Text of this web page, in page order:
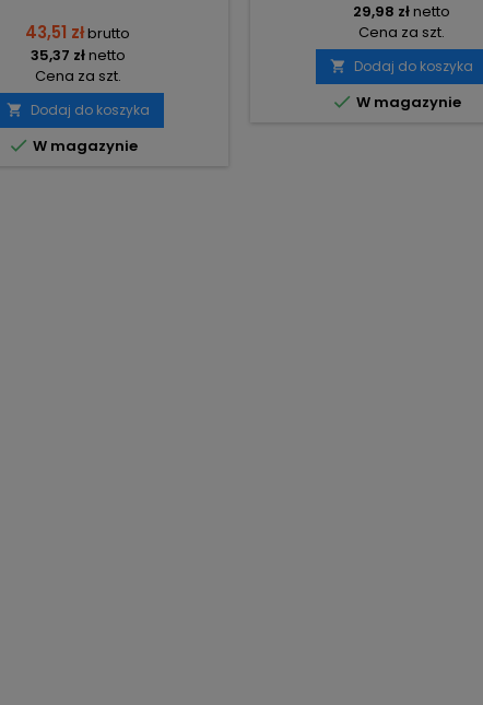
43,51 złbrutto
35,37 złnetto
Cena za szt.
 Dodaj do koszyka
 W magazynie
29,98 złnetto
Cena za szt.
 Dodaj do koszyka
 W magazynie